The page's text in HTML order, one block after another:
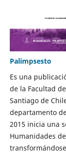
Palimpsesto
Es una
de la Facultad
Santiago de
departamento
2015 inicia una
Humanidades